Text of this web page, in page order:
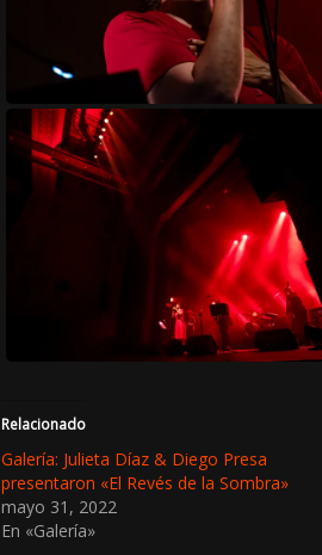
Relacionado
Galería: Julieta Díaz & Diego Presa
presentaron «El Revés de la Sombra»
mayo 31, 2022
En «Galería»